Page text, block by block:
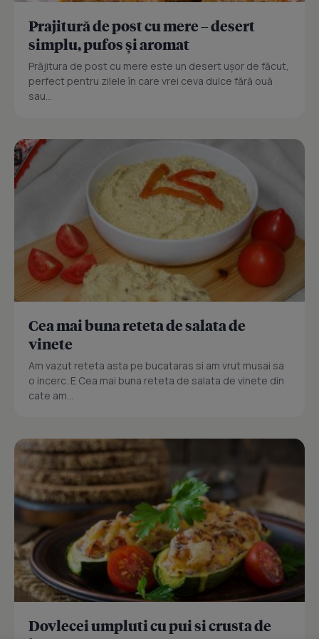
Prajitură de post cu mere – desert
simplu, pufos și aromat
Prăjitura de post cu mere este un desert ușor de făcut,
perfect pentru zilele în care vrei ceva dulce fără ouă
sau...
Cea mai buna reteta de salata de
vinete
Am vazut reteta asta pe bucataras si am vrut musai sa
o incerc. E Cea mai buna reteta de salata de vinete din
cate am...
Dovlecei umpluti cu pui si crusta de